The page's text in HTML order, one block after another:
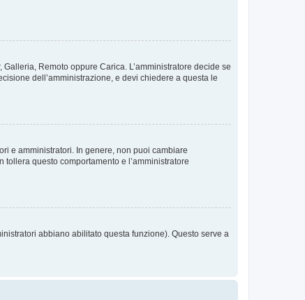
Remoto oppure Carica. L’amministratore decide se
dell’amministrazione, e devi chiedere a questa le
e amministratori. In genere, non puoi cambiare
questo comportamento e l’amministratore
abbiano abilitato questa funzione). Questo serve a